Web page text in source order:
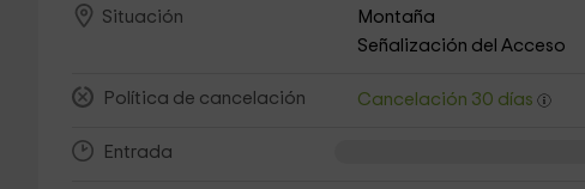
Situación Montaña
Señalización del Acceso
Política de cancelación Cancelación 30 días
Entrada